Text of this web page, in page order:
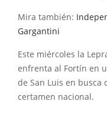
Mira también:
Gargantini
Este miércoles la
enfrenta al Fortín en
de San Luis en busca
certamen nacional.